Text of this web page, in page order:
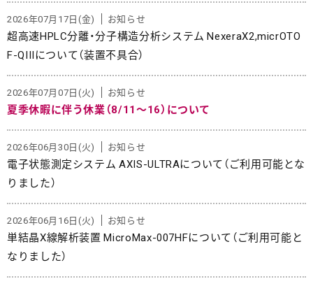
2026年07月17日(金) お知らせ
超高速HPLC分離・分子構造分析システム NexeraX2,micrOTO
F-QIIIについて（装置不具合）
2026年07月07日(火) お知らせ
夏季休暇に伴う休業（8/11～16）について
2026年06月30日(火) お知らせ
電子状態測定システム AXIS-ULTRAについて（ご利用可能とな
りました）
2026年06月16日(火) お知らせ
単結晶X線解析装置 MicroMax-007HFについて（ご利用可能と
なりました）